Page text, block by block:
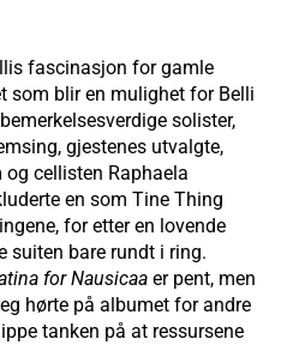
fascinasjon for gamle
som blir en mulighet for Belli
solister,
gjestenes utvalgte,
cellisten Raphaela
en som Tine Thing
for etter en lovende
suiten bare rundt i ring.
for Nausicaa er pent, men
hørte på albumet for andre
tanken på at ressursene